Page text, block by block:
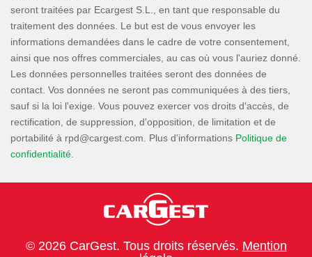
seront traitées par Ecargest S.L., en tant que responsable du
traitement des données. Le but est de vous envoyer les
informations demandées dans le cadre de votre consentement,
ainsi que nos offres commerciales, au cas où vous l'auriez donné.
Les données personnelles traitées seront des données de
contact. Vos données ne seront pas communiquées à des tiers,
sauf si la loi l'exige. Vous pouvez exercer vos droits d'accès, de
rectification, de suppression, d'opposition, de limitation et de
portabilité à
. Plus d'informations Politique de
confidentialité
© 2026 CarGest. Tous droits réservés. Mention